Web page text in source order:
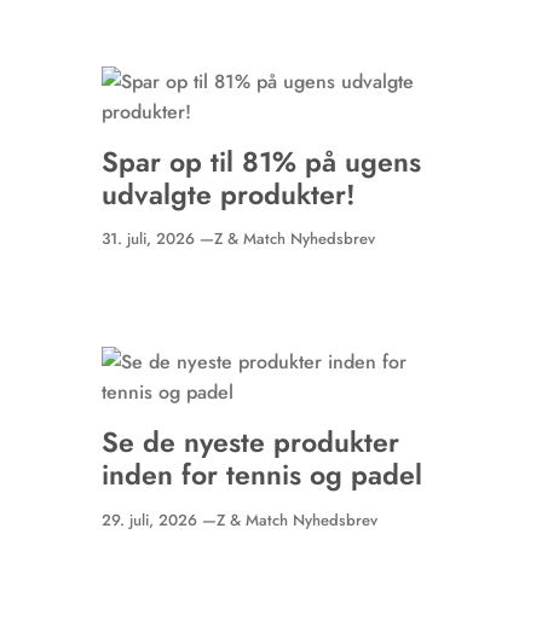
Spar op til 81% på ugens
udvalgte produkter!
31. juli, 2026 —Z & Match Nyhedsbrev
Se de nyeste produkter
inden for tennis og padel
29. juli, 2026 —Z & Match Nyhedsbrev